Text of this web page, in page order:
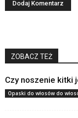
ZOBACZ TEŻ
Czy noszenie kitki
Opaski do włosów do